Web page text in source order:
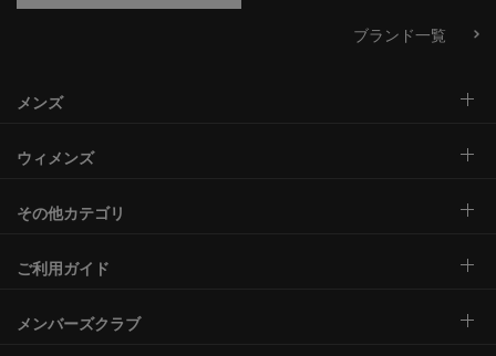
ブランド一覧
メンズ
ウィメンズ
その他カテゴリ
ご利用ガイド
メンバーズクラブ